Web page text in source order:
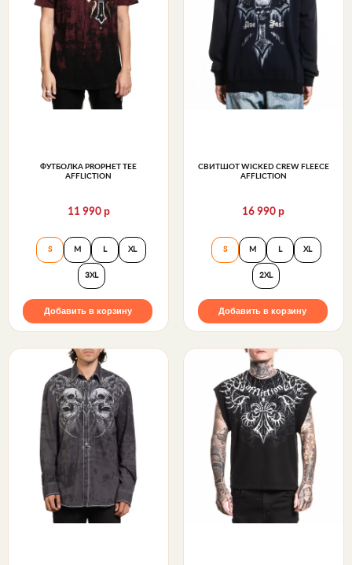
ФУТБОЛКА PROPHET TEE
AFFLICTION
11 990 р
Футболка Prophet Tee Affliction
S M L XL
3XL
Добавить в корзину
СВИТШОТ WICKED CREW FLEECE
AFFLICTION
16 990р
Свитшот
S M L XL
2XL
Добавить в корзину